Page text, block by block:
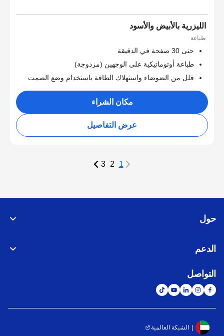
الليزرية بالأبيض والأسود
طباعة
حتى 30 صفحة في الدقيقة
طباعة أوتوماتيكية على الوجهين (مزدوجة)
قلل من الضوضاء واستهلاك الطاقة باستخدام وضع الصمت
مكان الشراء
عرض التفاصيل
1
حول
الدعم
التواصل
الشبكة العالمية